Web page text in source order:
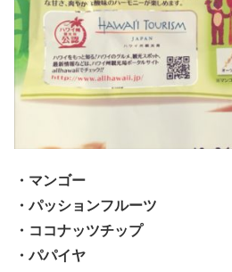
・マンゴー
・パッションフルーツ
・ココナッツチップ
・パパイヤ